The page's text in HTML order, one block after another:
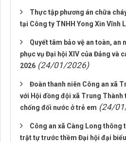
Thực tập phương án chữa
tại Công ty TNHH Yong Xin Vĩnh
Quyết tâm bảo vệ an toàn, an
phục vụ Đại hội XIV của Đảng và
2026 (24/01/2026)
Đoàn thanh niên Công an xã
với Hội đồng đội xã Trung Thành
chống đối nước ở trẻ em (24/
Công an xã Càng Long thông
trật tự trước thềm Đại hội đại